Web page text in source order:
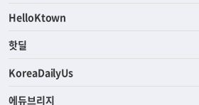
HelloKtown
핫딜
KoreaDailyUs
에듀브리지